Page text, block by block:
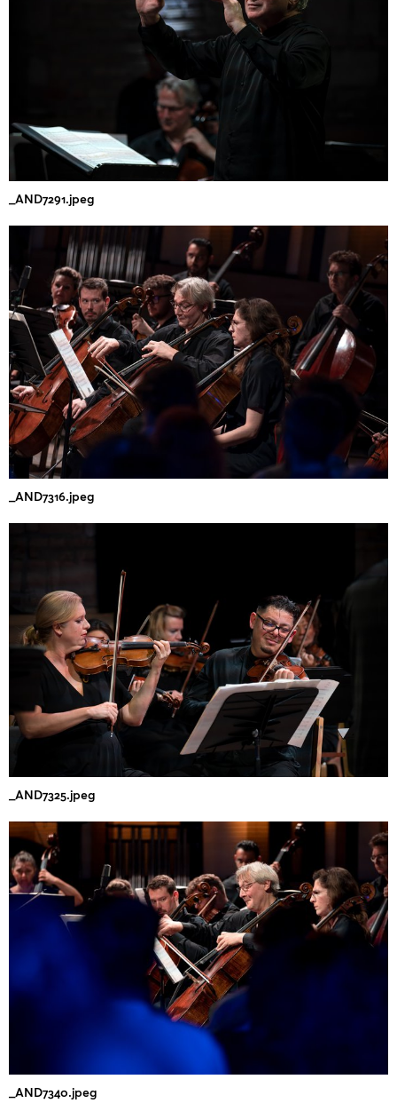
_AND7291.jpeg
_AND7316.jpeg
_AND7325.jpeg
_AND7340.jpeg